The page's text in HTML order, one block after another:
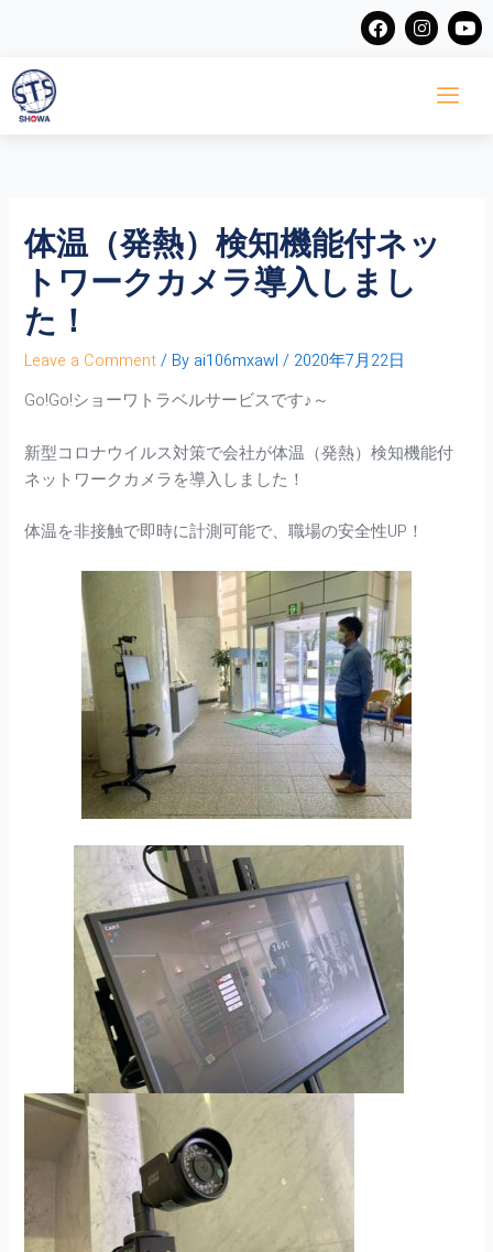
content
F
a
I
n
Y
o
体温（発熱）検知機能付ネッ
トワークカメラ導入しまし
た！
Leave a Comment / By ai106mxawl/ 2020年7月22日
Go!Go!ショーワトラベルサービスです♪～
新型コロナウイルス対策で会社が体温（発熱）検知機能付
ネットワークカメラを導入しました！
体温を非接触で即時に計測可能で、職場の安全性UP！